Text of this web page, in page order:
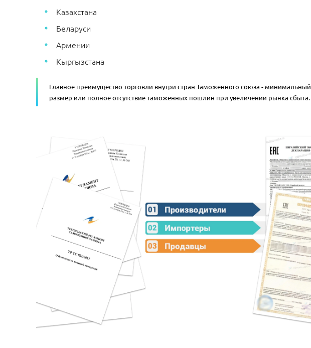
Казахстана
Беларуси
Армении
Кыргызстана
Главное преимущество торговли внутри стран Таможенного союза - минимальный
размер или полное отсутствие таможенных пошлин при увеличении рынка сбыта.